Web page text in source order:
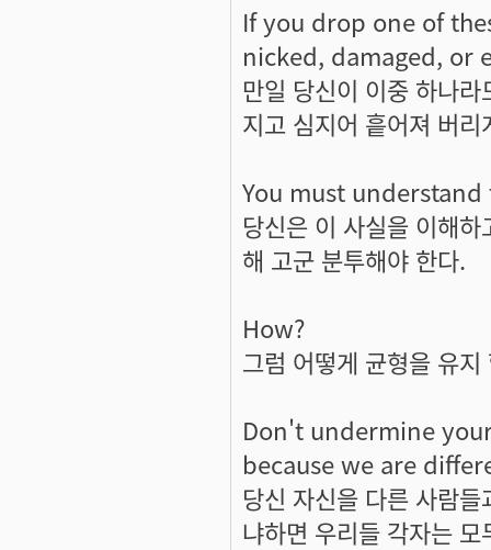
If you drop one of
nicked, damaged, or
만일 당신이 이중 하나
지고 심지어 흩어져 버
You must
당신은 이 사실을 이해
해 고군 분투해야 한다.
How?
그럼 어떻게 균형을 유
Don't undermine
because we are
당신 자신을 다른 사람
냐하면 우리들 각자는